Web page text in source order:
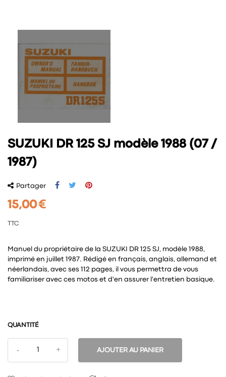
SUZUKI DR 125 SJ modèle 1988 (07 /
1987)
Partager
15,00 €
TTC
Manuel du propriétaire de la SUZUKI DR 125 SJ, modèle 1988,
imprimé en juillet 1987. Rédigé en français, anglais, allemand et
néerlandais, avec ses 112 pages, il vous permettra de vous
familiariser avec ces motos et d'en assurer l'entretien basique.
QUANTITÉ
AJOUTER AU PANIER